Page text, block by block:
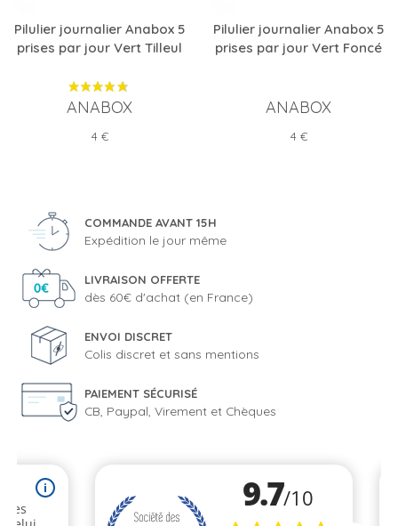
Pilulier journalier Anabox 5
prises par jour Vert Tilleul
ANABOX
Prix
4 €
Pilulier journalier Anabox 5
prises par jour Vert Foncé
ANABOX
Prix
4 €
COMMANDE AVANT 15H
Expédition le jour même
LIVRAISON OFFERTE
dès 60€ d'achat (en France)
ENVOI DISCRET
Colis discret et sans mentions
PAIEMENT SÉCURISÉ
CB, Paypal, Virement et Chèques